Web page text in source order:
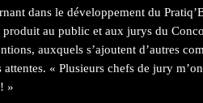
dans le développement du
produit au public et aux jurys du
auxquels s’ajoutent d’autres
« Plusieurs chefs de jury
»